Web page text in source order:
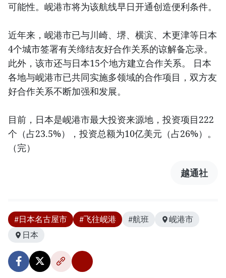
可能性。岘港市将为该航线早日开通创造便利条件。
近年来，岘港市已与川崎、堺、横滨、木更津等日本
4个城市签署有关缔结友好合作关系的谅解备忘录。
此外，该市还与日本15个地方建立合作关系。 日本
各地与岘港市已共同实施多领域的合作项目，双方友
好合作关系不断加强和发展。
目前，日本是岘港市最大投资来源地，投资项目222
个（占23.5%），投资总额为10亿美元（占26%）。
（完）
越通社
#日本名古屋市 #飞往岘港 #航班
岘港市
日本